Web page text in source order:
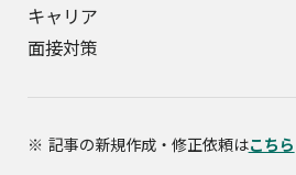
キャリア
面接対策
記事の新規作成・修正依頼はこちら